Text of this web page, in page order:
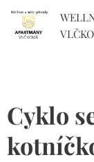
Cyklo